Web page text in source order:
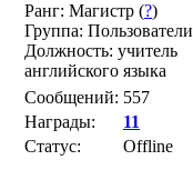
Ранг: Магистр (?)
Группа: Пользователи
Должность: учитель
английского языка
Сообщений: 557
Награды:
11
Статус:
Offline